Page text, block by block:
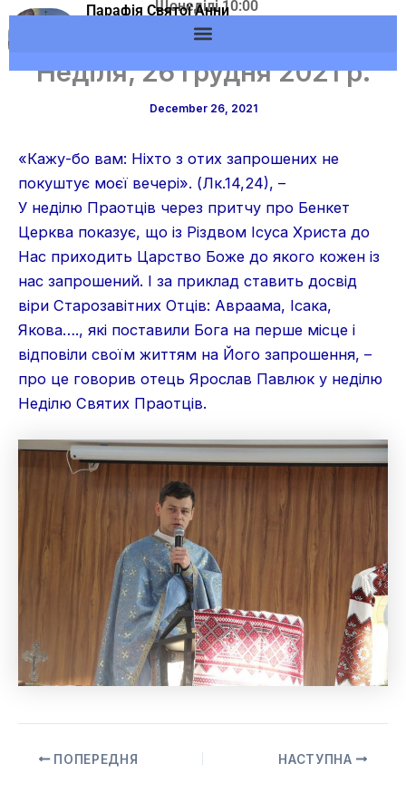
Skip
to
Парафія Святої Анни
м.Вишневе УГКЦ
Щонеділі 10:00
Адреса: м.Вишневе,
вул. Європейська, 53
Неділя, 26 грудня 2021 р.
December 26, 2021
«Кажу-бо вам: Ніхто з отих запрошених не
покуштує моєї вечері». (Лк.14,24), –
У неділю Праотців через притчу про Бенкет
Церква показує, що із Різдвом Ісуса Христа до
Нас приходить Царство Боже до якого кожен із
нас запрошений. І за приклад ставить досвід
віри Старозавітних Отців: Авраама, Ісака,
Якова…., які поставили Бога на перше місце і
відповіли своїм життям на Його запрошення, –
про це говорив отець Ярослав Павлюк у неділю
Неділю Святих Праотців.
ПОПЕРЕДНЯ НАСТУПНА